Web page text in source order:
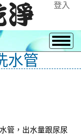
登入
水管
管，出水量跟尿尿